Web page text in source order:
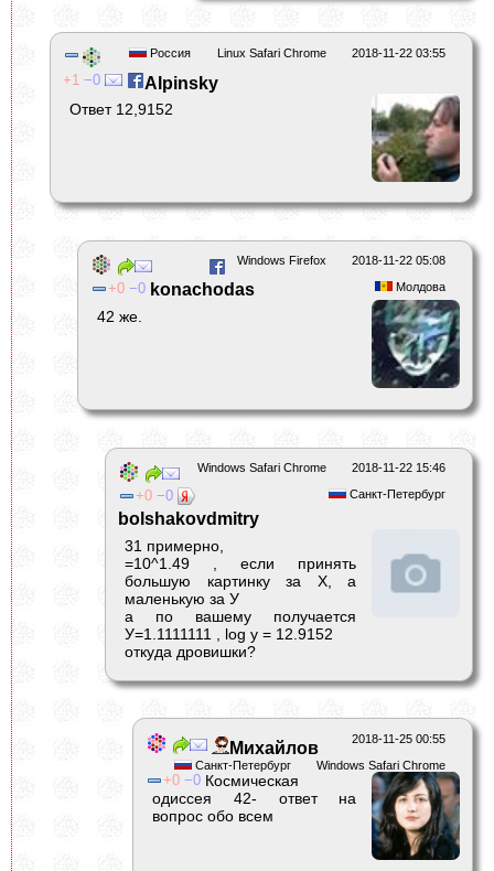
2018-11-22 03:55
Linux Safari Chrome
Россия
1 0 Alpinsky
Ответ 12,9152
2018-11-22 05:08
Windows Firefox
Молдова
0 0 konachodas
42 же.
2018-11-22 15:46
Windows Safari Chrome
Санкт-Петербург
0 0
bolshakovdmitry
31 примерно,
=10^1.49 , если принять
большую картинку за Х, а
маленькую за У
а по вашему получается
У=1.1111111 , log y = 12.9152
откуда дровишки?
2018-11-25 00:55
Windows Safari Chrome
Санкт-Петербург
0 0
Михайлов
Космическая
одиссея 42- ответ на
вопрос обо всем